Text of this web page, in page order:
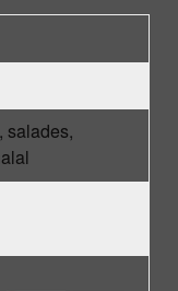
salades,